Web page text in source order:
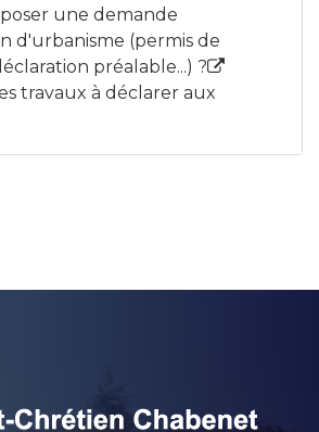
une demande
d'urbanisme (permis de
préalable...) ?
travaux à déclarer aux